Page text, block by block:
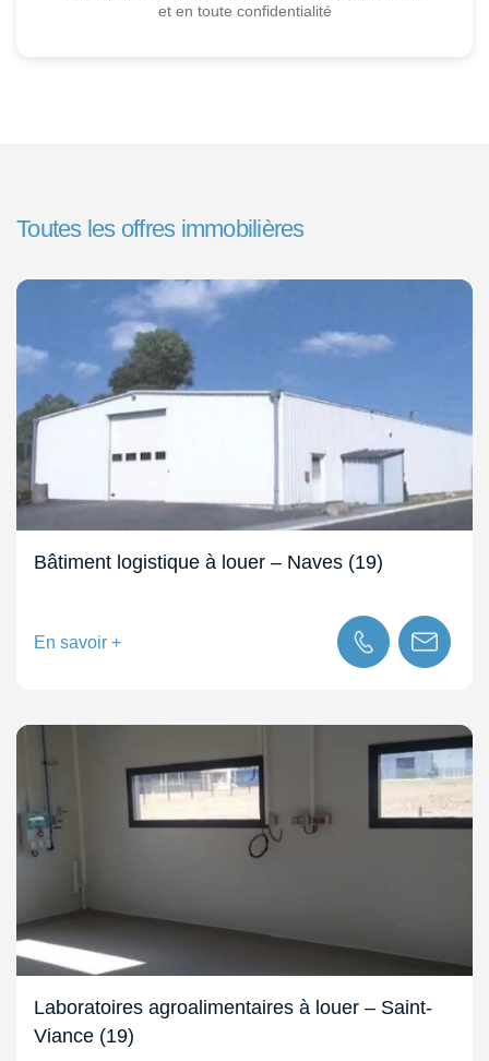
et en toute confidentialité
Toutes les offres immobilières
Bâtiment logistique à louer – Naves (19)
En savoir +
Laboratoires agroalimentaires à louer – Saint-
Viance (19)